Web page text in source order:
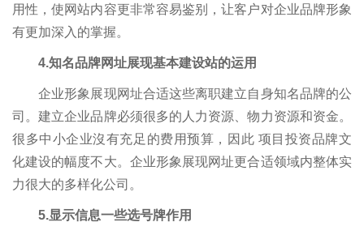
用性，使网站内容更非常容易鉴别，让客户对企业品牌形象
有更加深入的掌握。
4.知名品牌网址展现基本建设站的运用
企业形象展现网址合适这些离职建立自身知名品牌的公
司。建立企业品牌必须很多的人力资源、物力资源和资金。
很多中小企业沒有充足的费用预算，因此 项目投资品牌文
化建设的幅度不大。企业形象展现网址更合适领域内整体实
力很大的多样化公司。
5.显示信息一些选号牌作用